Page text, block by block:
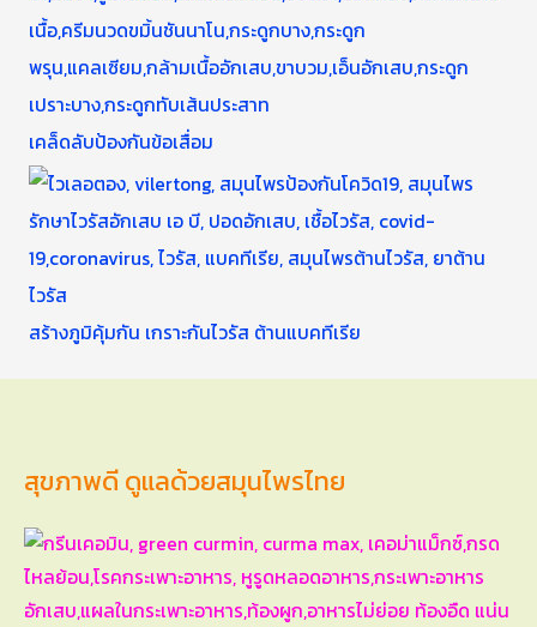
เคล็ดลับป้องกันข้อเสื่อม
สร้างภูมิคุ้มกัน เกราะกันไวรัส ต้านแบคทีเรีย
สุขภาพดี ดูแลด้วยสมุนไพรไทย